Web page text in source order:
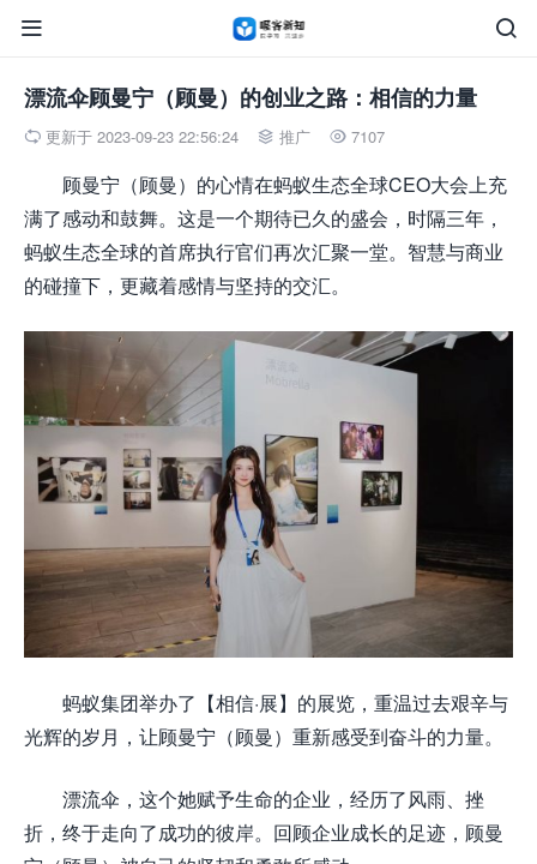


漂流伞顾曼宁（顾曼）的创业之路：相信的力量
 更新于 2023-09-23 22:56:24  推广  7107
顾曼宁（顾曼）的心情在蚂蚁生态全球CEO大会上充
满了感动和鼓舞。这是一个期待已久的盛会，时隔三年，
蚂蚁生态全球的首席执行官们再次汇聚一堂。智慧与商业
的碰撞下，更藏着感情与坚持的交汇。
蚂蚁集团举办了【相信·展】的展览，重温过去艰辛与
光辉的岁月，让顾曼宁（顾曼）重新感受到奋斗的力量。
漂流伞，这个她赋予生命的企业，经历了风雨、挫
折，终于走向了成功的彼岸。回顾企业成长的足迹，顾曼